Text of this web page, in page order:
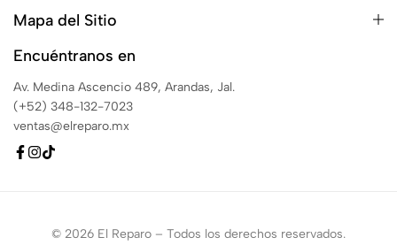
Mapa del Sitio
Encuéntranos en
Av. Medina Ascencio 489, Arandas, Jal.
(+52) 348-132-7023
ventas@elreparo.mx
© 2026 El Reparo – Todos los derechos reservados.